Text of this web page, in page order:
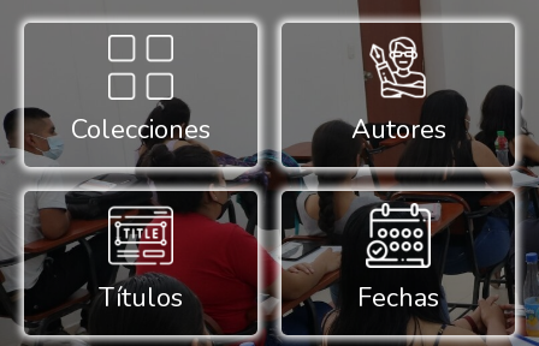
Colecciones Autores
Títulos Fechas